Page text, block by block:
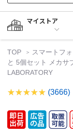
マイストア
TOP スマートフ
と 5個セット メカサ
LABORATORY
(3666)